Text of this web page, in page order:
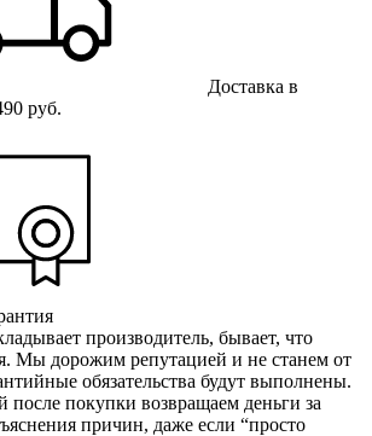
Доставка в
руб.
производитель, бывает, что
Мы дорожим репутацией и не станем от
обязательства будут выполнены.
после покупки возвращаем деньги за
причин, даже если “просто